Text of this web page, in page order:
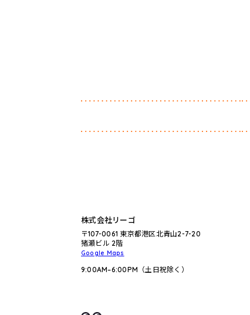
株式会社リーゴ
〒107-0061 東京都港区北青山2-7-20
猪瀬ビル 2階
Google Maps
9:00AM–6:00PM（土日祝除く）